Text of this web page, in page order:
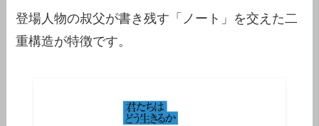
登場人物の叔父が書き残す「ノート」を交えた二
重構造が特徴です。